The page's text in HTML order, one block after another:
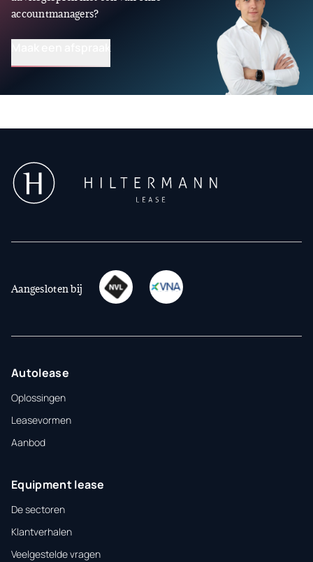
accountmanagers?
Aangesloten bij
Autolease
Oplossingen
Leasevormen
Aanbod
Equipment lease
De sectoren
Klantverhalen
Veelgestelde vragen